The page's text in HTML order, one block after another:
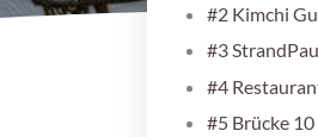
#2 Kimchi
#3
#4
#5 Brücke 10